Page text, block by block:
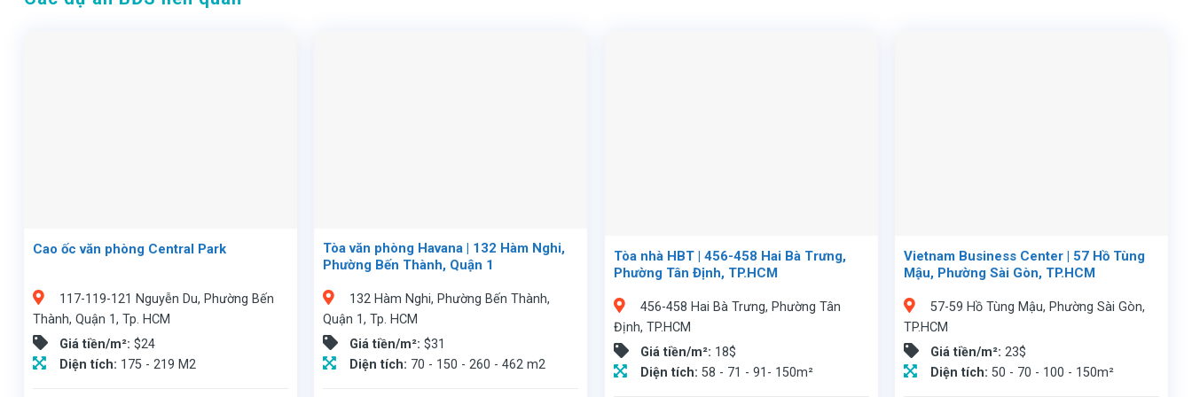
Cao ốc văn phòng Central Park
117-119-121 Nguyễn Du, Phường Bến
Thành, Quận 1, Tp. HCM
Giá tiền/m²: $24
Diện tích: 175 - 219 M2
Tòa văn phòng Havana | 132 Hàm Nghi,
Phường Bến Thành, Quận 1
132 Hàm Nghi, Phường Bến Thành,
Quận 1, Tp. HCM
Giá tiền/m²:$31
Diện tích: 70 - 150 - 260 - 462 m2
Tòa nhà HBT | 456-458 Hai Bà Trưng,
Phường Tân Định, TP.HCM
456-458 Hai Bà Trưng, Phường Tân
Định, TP.HCM
Giá tiền/m²: 18$
Diện tích: 58 - 71 - 91- 150m²
Vietnam Business Center | 57 Hồ Tùng
Mậu, Phường Sài Gòn, TP.HCM
57-59 Hồ Tùng Mậu, Phường Sài Gòn,
TP.HCM
Giá tiền/m²:23$
Diện tích:50 - 70 - 100 - 150m²